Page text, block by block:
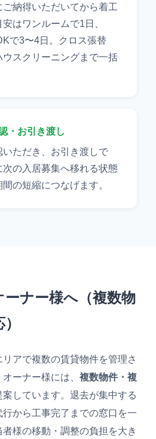
ご納得いただいてから着工
はワンルームで1日、
で3〜4日。クロス張替
ウスクリーニングまで一括
・お引き渡し
ただき、お引き渡しで
の入居募集へ移れる状態
の短縮につなげます。
ーナー様へ（複数物
アで複数の賃貸物件を管理さ
ーナー様には、 複数物件・複
案しています。退去が集中する
から工事完了までの窓口を一
様の移動・調整の負担を大き